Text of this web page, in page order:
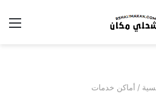
/ أماكن خدمات